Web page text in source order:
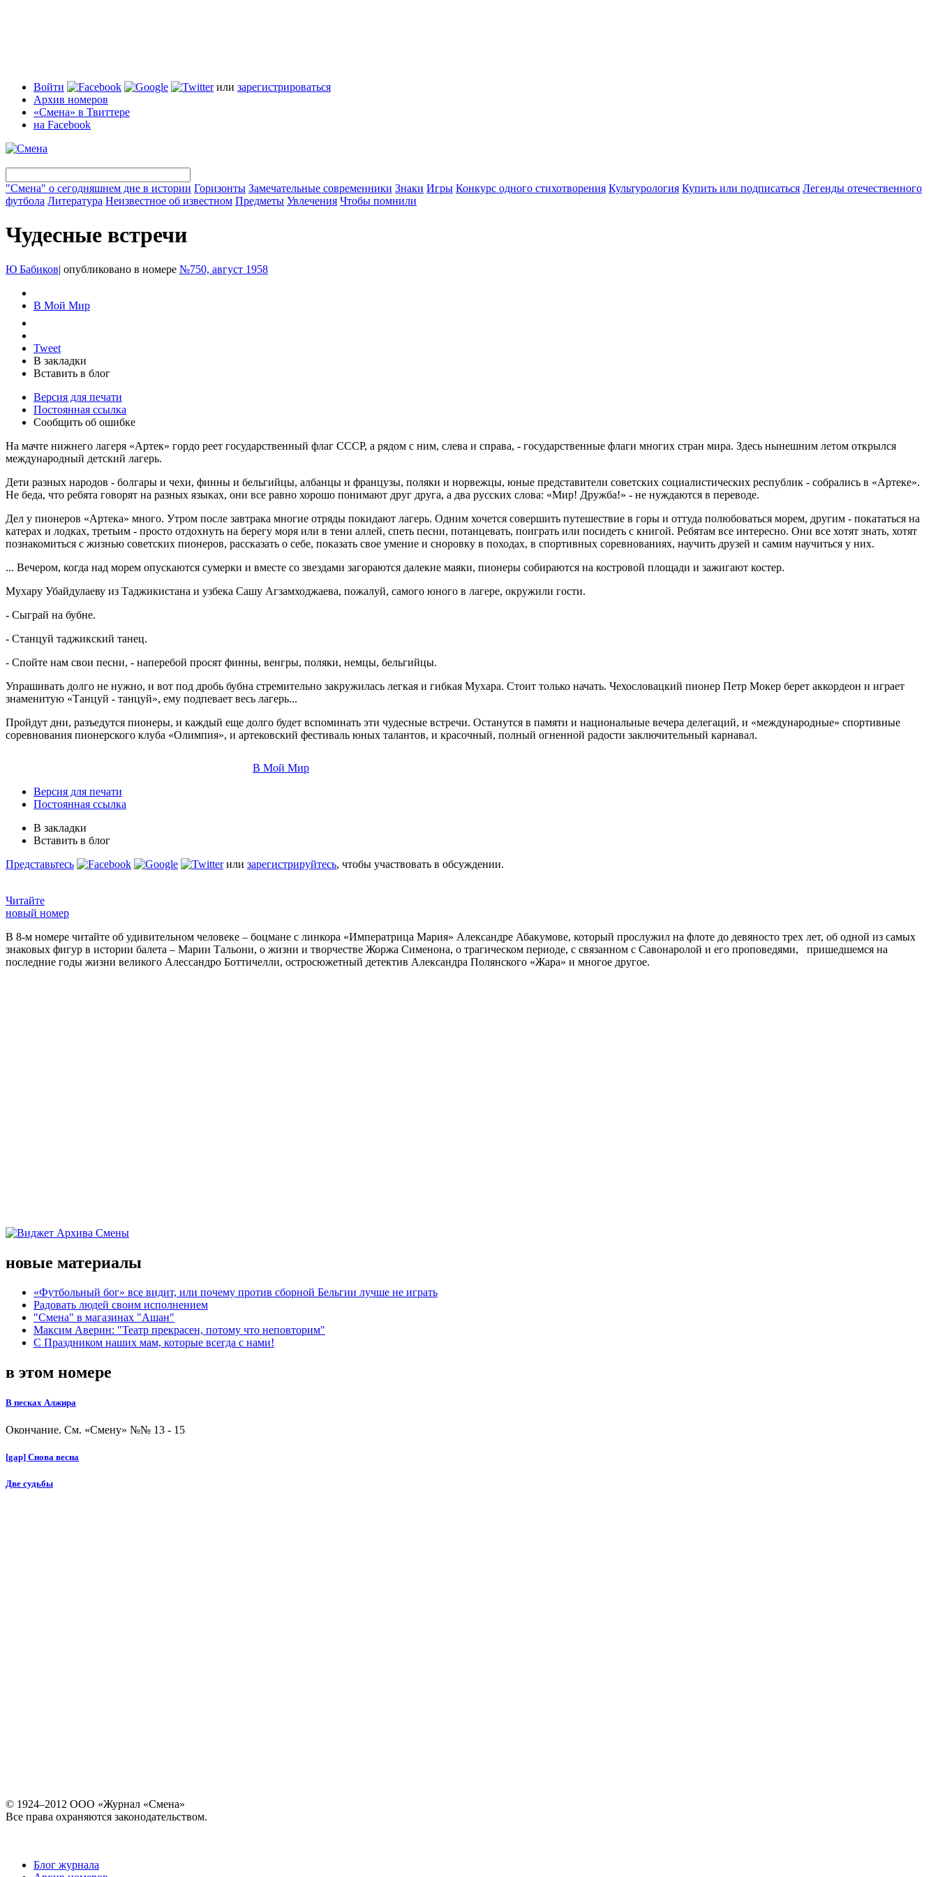
Войти или зарегистрироваться
Архив номеров
«Смена» в Твиттере
на Facebook
"Смена" о сегодняшнем дне в истории Горизонты Замечательные современники Знаки Игры Конкурс одного стихотворения Культурология Купить или подписаться Легенды отечественного
футбола Литература Неизвестное об известном Предметы Увлечения Чтобы помнили
Чудесные встречи
Ю Бабиков| опубликовано в номере №750, август 1958
В Мой Мир
Tweet
В закладки
Вставить в блог
Версия для печати
Постоянная ссылка
Сообщить об ошибке
На мачте нижнего лагеря «Артек» гордо реет государственный флаг СССР, а рядом с ним, слева и справа, - государственные флаги многих стран мира. Здесь нынешним летом открылся
международный детский лагерь.
Дети разных народов - болгары и чехи, финны и бельгийцы, албанцы и французы, поляки и норвежцы, юные представители советских социалистических республик - собрались в «Артеке».
Не беда, что ребята говорят на разных языках, они все равно хорошо понимают друг друга, а два русских слова: «Мир! Дружба!» - не нуждаются в переводе.
Дел у пионеров «Артека» много. Утром после завтрака многие отряды покидают лагерь. Одним хочется совершить путешествие в горы и оттуда полюбоваться морем, другим - покататься на
катерах и лодках, третьим - просто отдохнуть на берегу моря или в тени аллей, спеть песни, потанцевать, поиграть или посидеть с книгой. Ребятам все интересно. Они все хотят знать, хотят
познакомиться с жизнью советских пионеров, рассказать о себе, показать свое умение и сноровку в походах, в спортивных соревнованиях, научить друзей и самим научиться у них.
... Вечером, когда над морем опускаются сумерки и вместе со звездами загораются далекие маяки, пионеры собираются на костровой площади и зажигают костер.
Мухару Убайдулаеву из Таджикистана и узбека Сашу Агзамходжаева, пожалуй, самого юного в лагере, окружили гости.
- Сыграй на бубне.
- Станцуй таджикский танец.
- Спойте нам свои песни, - наперебой просят финны, венгры, поляки, немцы, бельгийцы.
Упрашивать долго не нужно, и вот под дробь бубна стремительно закружилась легкая и гибкая Мухара. Стоит только начать. Чехословацкий пионер Петр Мокер берет аккордеон и играет
знаменитую «Танцуй - танцуй», ему подпевает весь лагерь...
Пройдут дни, разъедутся пионеры, и каждый еще долго будет вспоминать эти чудесные встречи. Останутся в памяти и национальные вечера делегаций, и «международные» спортивные
соревнования пионерского клуба «Олимпия», и артековский фестиваль юных талантов, и красочный, полный огненной радости заключительный карнавал.
В Мой Мир
Версия для печати
Постоянная ссылка
В закладки
Вставить в блог
Представьтесь
или зарегистрируйтесь, чтобы участвовать в обсуждении.
Читайте
новый номер
В 8-м номере читайте об удивительном человеке – боцмане с линкора «Императрица Мария» Александре Абакумове, который прослужил на флоте до девяносто трех лет, об одной из самых
знаковых фигур в истории балета – Марии Тальони, о жизни и творчестве Жоржа Сименона, о трагическом периоде, с связанном с Савонаролой и его проповедями, пришедшемся на
последние годы жизни великого Алессандро Боттичелли, остросюжетный детектив Александра Полянского «Жара» и многое другое.
новые материалы
«Футбольный бог» все видит, или почему против сборной Бельгии лучше не играть
Радовать людей своим исполнением
"Смена" в магазинах "Ашан"
Максим Аверин: "Театр прекрасен, потому что неповторим"
С Праздником наших мам, которые всегда с нами!
в этом номере
В песках Алжира
Окончание. См. «Смену» №№ 13 - 15
[gap] Снова весна
Две судьбы
© 1924–2012 ООО «Журнал «Смена»
Все права охраняются законодательством.
Блог журнала